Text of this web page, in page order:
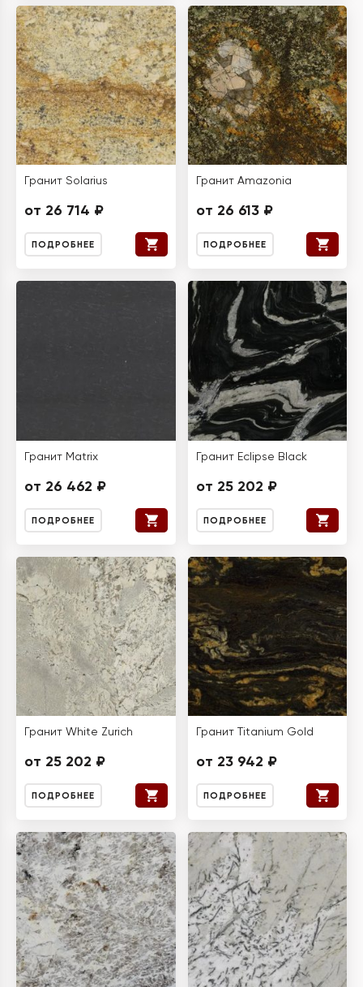
Гранит Solarius
от 26 714 ₽
ПОДРОБНЕЕ
Гранит Amazonia
от 26 613 ₽
ПОДРОБНЕЕ
Гранит Matrix
от 26 462 ₽
ПОДРОБНЕЕ
Гранит Eclipse Black
от 25 202 ₽
ПОДРОБНЕЕ
Гранит White Zurich
от 25 202 ₽
ПОДРОБНЕЕ
Гранит Titanium Gold
от 23 942 ₽
ПОДРОБНЕЕ